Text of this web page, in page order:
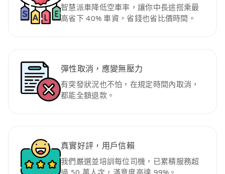
智慧派車降低空車率，讓你中長途搭乘最
高省下 40% 車資，省錢也省比價時間。
彈性取消，應變無壓力
有突發狀況也不怕，在規定時間內取消，
都能全額退款。
真實好評，用戶信賴
我們嚴選並培訓每位司機，已累積服務超